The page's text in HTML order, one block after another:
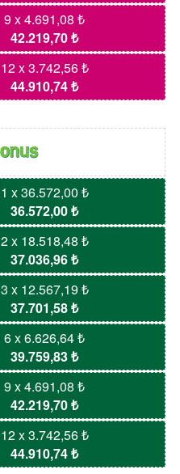
9 x 4.691,08 ₺
42.219,70 ₺
12 x 3.742,56 ₺
44.910,74 ₺
1 x 36.572,00 ₺
36.572,00 ₺
2 x 18.518,48 ₺
37.036,96 ₺
3 x 12.567,19 ₺
37.701,58 ₺
6 x 6.626,64 ₺
39.759,83 ₺
9 x 4.691,08 ₺
42.219,70 ₺
12 x 3.742,56 ₺
44.910,74 ₺